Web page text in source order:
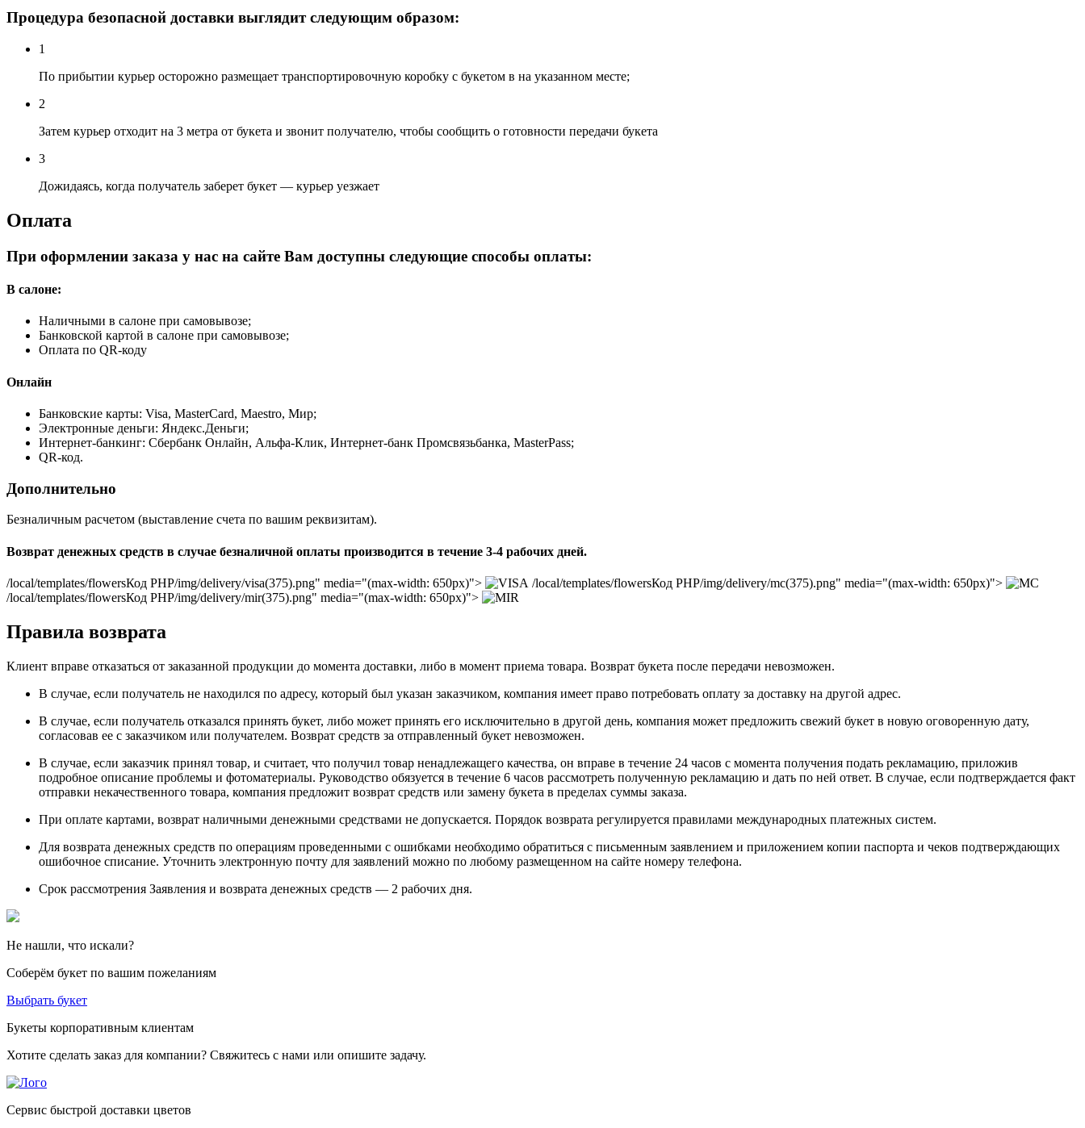
Процедура безопасной доставки выглядит следующим образом:
1
По прибытии курьер осторожно размещает транспортировочную коробку с букетом в на указанном месте;
2
Затем курьер отходит на 3 метра от букета и звонит получателю, чтобы сообщить о готовности передачи букета
3
Дожидаясь, когда получатель заберет букет — курьер уезжает
Оплата
При оформлении заказа у нас на сайте Вам доступны следующие способы оплаты:
В салоне:
Наличными в салоне при самовывозе;
Банковской картой в салоне при самовывозе;
Оплата по QR-коду
Онлайн
Банковские карты: Visa, MasterCard, Maestro, Мир;
Электронные деньги: Яндекс.Деньги;
Интернет-банкинг: Сбербанк Онлайн, Альфа-Клик, Интернет-банк Промсвязьбанка, MasterPass;
QR-код.
Дополнительно
Безналичным расчетом (выставление счета по вашим реквизитам).
Возврат денежных средств в случае безналичной оплаты производится в течение 3-4 рабочих дней.
/local/templates/flowersКод PHP/img/delivery/visa(375).png" media="(max-width: 650px)"> /local/templates/flowersКод PHP/img/delivery/mc(375).png" media="(max-width: 650px)">
/local/templates/flowersКод PHP/img/delivery/mir(375).png" media="(max-width: 650px)">
Правила возврата
Клиент вправе отказаться от заказанной продукции до момента доставки, либо в момент приема товара. Возврат букета после передачи невозможен.
В случае, если получатель не находился по адресу, который был указан заказчиком, компания имеет право потребовать оплату за доставку на другой адрес.
В случае, если получатель отказался принять букет, либо может принять его исключительно в другой день, компания может предложить свежий букет в новую оговоренную дату,
согласовав ее с заказчиком или получателем. Возврат средств за отправленный букет невозможен.
В случае, если заказчик принял товар, и считает, что получил товар ненадлежащего качества, он вправе в течение 24 часов с момента получения подать рекламацию, приложив
подробное описание проблемы и фотоматериалы. Руководство обязуется в течение 6 часов рассмотреть полученную рекламацию и дать по ней ответ. В случае, если подтверждается факт
отправки некачественного товара, компания предложит возврат средств или замену букета в пределах суммы заказа.
При оплате картами, возврат наличными денежными средствами не допускается. Порядок возврата регулируется правилами международных платежных систем.
Для возврата денежных средств по операциям проведенными с ошибками необходимо обратиться с письменным заявлением и приложением копии паспорта и чеков подтверждающих
ошибочное списание. Уточнить электронную почту для заявлений можно по любому размещенном на сайте номеру телефона.
Срок рассмотрения Заявления и возврата денежных средств — 2 рабочих дня.
Не нашли, что искали?
Соберём букет по вашим пожеланиям
Выбрать букет
Букеты корпоративным клиентам
Хотите сделать заказ для компании? Свяжитесь с нами или опишите задачу.
Сервис быстрой доставки цветов